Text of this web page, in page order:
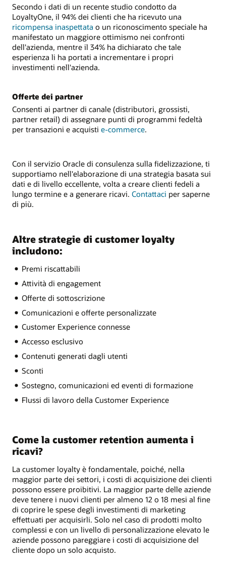
Secondo i dati di un recente studio condotto da
LoyaltyOne, il 94% dei clienti che ha ricevuto una
ricompensa inaspettata o un riconoscimento speciale ha
manifestato un maggiore ottimismo nei confronti
dell'azienda, mentre il 34% ha dichiarato che tale
esperienza li ha portati a incrementare i propri
investimenti nell'azienda.
Offerte dei partner
Consenti ai partner di canale (distributori, grossisti,
partner retail) di assegnare punti di programmi fedeltà
per transazioni e acquisti e-commerce.
Con il servizio Oracle di consulenza sulla fidelizzazione, ti
supportiamo nell'elaborazione di una strategia basata sui
dati e di livello eccellente, volta a creare clienti fedeli a
lungo termine e a generare ricavi. Contattaci per saperne
di più.
Altre strategie di customer loyalty
includono:
Premi riscattabili
Attività di engagement
Offerte di sottoscrizione
Comunicazioni e offerte personalizzate
Customer Experience connesse
Accesso esclusivo
Contenuti generati dagli utenti
Sconti
Sostegno, comunicazioni ed eventi di formazione
Flussi di lavoro della Customer Experience
Come la customer retention aumenta i
ricavi?
La customer loyalty è fondamentale, poiché, nella
maggior parte dei settori, i costi di acquisizione dei clienti
possono essere proibitivi. La maggior parte delle aziende
deve tenere i nuovi clienti per almeno 12 o 18 mesi al fine
di coprire le spese degli investimenti di marketing
effettuati per acquisirli. Solo nel caso di prodotti molto
complessi e con un livello di personalizzazione elevato le
aziende possono pareggiare i costi di acquisizione del
cliente dopo un solo acquisto.